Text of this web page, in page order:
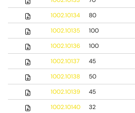
1002.10134
80
1002.10135
100
1002.10136
100
1002.10137
45
1002.10138
50
1002.10139
45
1002.10140
32